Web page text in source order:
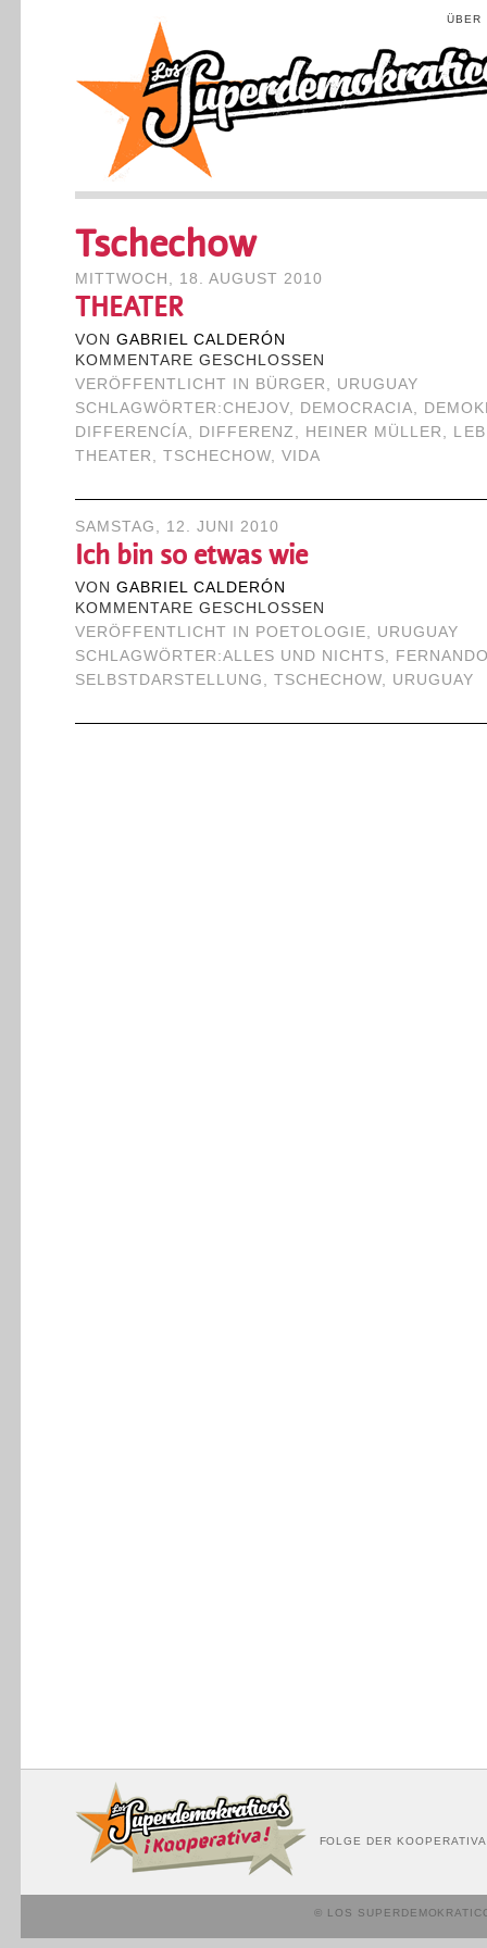
ÜBER
Tschechow
MITTWOCH, 18. AUGUST 2010
THEATER
VON GABRIEL CALDERÓN
KOMMENTARE GESCHLOSSEN
VERÖFFENTLICHT IN
BÜRGER , URUGUAY
SCHLAGWÖRTER:CHEJOV, DEMOCRACIA,
DIFFERENCÍA, DIFFERENZ , HEINER MÜLLER ,
THEATER , TSCHECHOW,VIDA
SAMSTAG, 12. JUNI 2010
Ich bin so etwas wie
VON GABRIEL CALDERÓN
KOMMENTARE GESCHLOSSEN
VERÖFFENTLICHT IN
POETOLOGIE, URUGUAY
SCHLAGWÖRTER:ALLES UND NICHTS,
SELBSTDARSTELLUNG , TSCHECHOW, URUGUAY
FOLGE DER
© LOS